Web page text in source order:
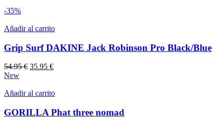
-35%
Añadir al carrito
Grip Surf DAKINE Jack Robinson Pro Black/Blue
54.95€ El
era:
35.95 €El
es:
New
Añadir al carrito
GORILLA Phat three nomad